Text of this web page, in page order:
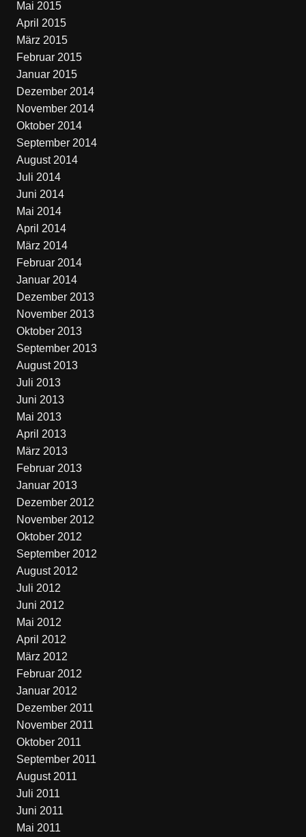
Mai 2015
April 2015
März 2015
Februar 2015
Januar 2015
Dezember 2014
November 2014
Oktober 2014
September 2014
August 2014
Juli 2014
Juni 2014
Mai 2014
April 2014
März 2014
Februar 2014
Januar 2014
Dezember 2013
November 2013
Oktober 2013
September 2013
August 2013
Juli 2013
Juni 2013
Mai 2013
April 2013
März 2013
Februar 2013
Januar 2013
Dezember 2012
November 2012
Oktober 2012
September 2012
August 2012
Juli 2012
Juni 2012
Mai 2012
April 2012
März 2012
Februar 2012
Januar 2012
Dezember 2011
November 2011
Oktober 2011
September 2011
August 2011
Juli 2011
Juni 2011
Mai 2011